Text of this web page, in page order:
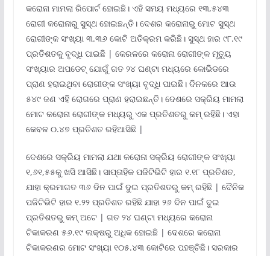
କରୋନା ମାମଲା ରିପୋର୍ଟ ହୋଇଛି। ଏହି ସମୟ ମଧ୍ୟରେ ୧୩,୫୪୩
ରୋଗୀ କରୋନାରୁ ସୁସ୍ଥ ହୋଇଛନ୍ତି। ଦେଶର କରୋନାରୁ ମୋଟ ସୁସ୍ଥ
ରୋଗୀଙ୍କ ସଂଖ୍ୟା ୩.୩୬ କୋଟି ଅତିକ୍ରମ କରିଛି। ସୁସ୍ଥ ହାର ୯୮.୧୯
ପ୍ରତିଶତକୁ ବୃଦ୍ଧି ପାଇଛି | କେରଳରେ କରୋନା ରୋଗୀଙ୍କ ମୃତ୍ୟୁ
ସଂଖ୍ୟାର ଅପଡେଟ୍ ଯୋଗୁଁ ଗତ ୨୪ ଘଣ୍ଟା ମଧ୍ୟରେ କୋଭିଡରେ
ପ୍ରାଣ ହରାଇଥିବା ରୋଗୀଙ୍କ ସଂଖ୍ୟା ବୃଦ୍ଧି ପାଇଛି। ଦିନକରେ ଆଉ
୫୪୯ ଜଣ ଏହି ରୋଗରେ ପ୍ରାଣ ହରାଇଛନ୍ତି। ଦେଶରେ ସକ୍ରିୟ ମାମଲା
ମୋଟ କରୋନା ରୋଗୀଙ୍କ ମଧ୍ୟରୁ ଏକ ପ୍ରତିଶତରୁ କମ୍ ରହିଛି। ଏହା
କେବଳ ୦.୪୭ ପ୍ରତିଶତ ରହିଆସିଛି |
ଦେଶରେ ସକ୍ରିୟ ମାମଲା ଯଥା କରୋନା ସକ୍ରିୟ ରୋଗୀଙ୍କ ସଂଖ୍ୟା
୧,୬୧,୫୫କୁ ଖସି ଆସିଛି। ସାପ୍ତାହିକ ପଜିଟିଭିଟି ହାର ୧.୧୮ ପ୍ରତିଶତ,
ଯାହା କ୍ରମାଗତ ୩୬ ଦିନ ପାଇଁ ଦୁଇ ପ୍ରତିଶତରୁ କମ୍ ରହିଛି | ଦୈନିକ
ପଜିଟିଭିଟି ହାର ୧.୨୨ ପ୍ରତିଶତ ରହିଛି ଯାହା ୨୬ ଦିନ ପାଇଁ ଦୁଇ
ପ୍ରତିଶତରୁ କମ୍ ଅଟେ | ଗତ ୨୪ ଘଣ୍ଟା ମଧ୍ୟରେ କରୋନା
ଟିକାକରଣ ୫୬.୧୯ ଲକ୍ଷରୁ ଅଧିକ ହୋଇଛି | ଦେଶରେ କରୋନା
ଟିକାକରଣର ମୋଟ ସଂଖ୍ୟା ୧୦୫.୪୩ କୋଟିରେ ପହଞ୍ଚିଛି। ସରକାର